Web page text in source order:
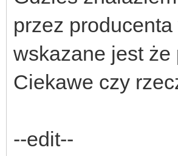
przez
wskazane jest że
Ciekawe czy
--edit--